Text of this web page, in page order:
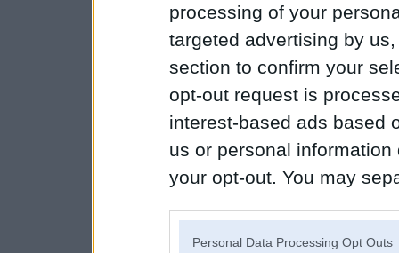
processing of your
targeted advertising by
section to confirm your
opt-out request is
interest-based ads based
us or personal
your opt-out. You may
Personal Data Processing Opt Outs